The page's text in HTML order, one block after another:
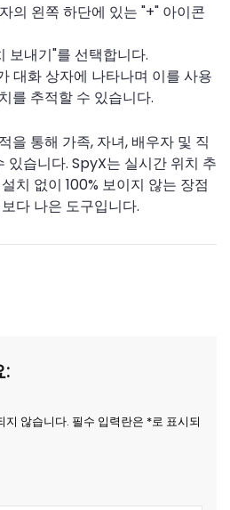
의 왼쪽 하단에 있는 "+" 아이콘
보내기"를 선택합니다.
대화 상자에 나타나며 이를 사용
를 추적할 수 있습니다.
을 통해 가족, 자녀, 배우자 및 직
있습니다. SpyX는 실시간 위치 추
치 없이 100% 보이지 않는 장점
다 나은 도구입니다.
:
않습니다. 필수 입력란은 *로 표시되